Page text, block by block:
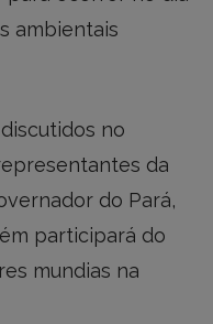
ambientais
no
da
do Pará,
participará do
mundias na